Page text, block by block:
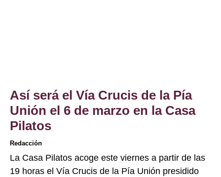
Así será el Vía Crucis de la Pía
Unión el 6 de marzo en la Casa
Pilatos
Redacción
La Casa Pilatos acoge este viernes a partir de las
19 horas el Vía Crucis de la Pía Unión presidido